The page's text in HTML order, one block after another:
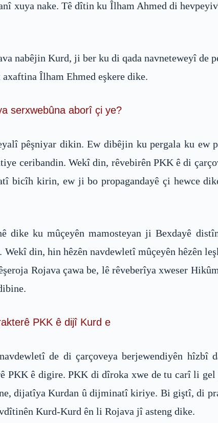
xuya nake. Tê dîtin ku Îlham Ahmed di
nabêjin Kurd, ji ber ku di qada navneteweyî de
Îlham Ehmed eşkere dike.
serxwebûna aborî çi ye?
pêşniyar dikin. Ew dibêjin ku pergala ku ew
ceribandin. Wekî din, rêvebirên PKK ê di
bicîh kirin, ew ji bo propagandayê çi hewce
ku mûçeyên mamosteyan ji Bexdayê
din, hin hêzên navdewletî mûçeyên hêzên
Rojava çawa be, lê rêveberîya xweser
PKK ê dijî Kurd e
de di çarçoveya berjewendiyên hîzbî
PKK ê digire. PKK di dîroka xwe de tu carî li
dijatîya Kurdan û dijminatî kiriye. Bi giştî, di
Kurd-Kurd ên li Rojava jî asteng dike.